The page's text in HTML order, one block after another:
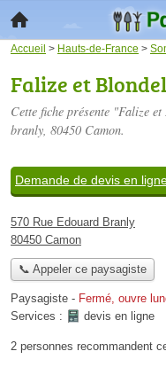
Accueil > Hauts-de-France >
Falize et Blondel
Cette fiche présente "Falize
branly, 80450 Camon.
Demande de devis en
570 Rue Edouard Branly
80450 Camon
📞 Appeler ce paysagiste
Paysagiste - Fermé, ouvre
Services :
devis en ligne
2 personnes recommandent